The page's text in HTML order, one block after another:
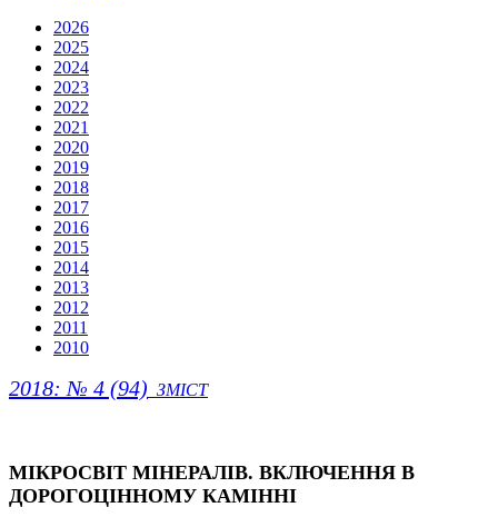
2026
2025
2024
2023
2022
2021
2020
2019
2018
2017
2016
2015
2014
2013
2012
2011
2010
2018: № 4 (94) ЗМІСТ
МІКРОСВІТ МІНЕРАЛІВ. ВКЛЮЧЕННЯ В
ДОРОГОЦІННОМУ КАМІННІ